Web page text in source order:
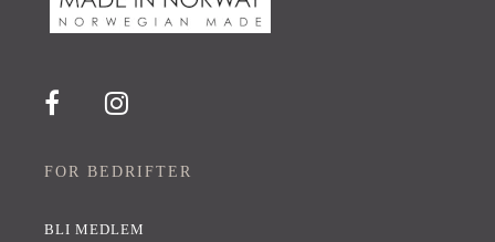
FOR BEDRIFTER
BLI MEDLEM